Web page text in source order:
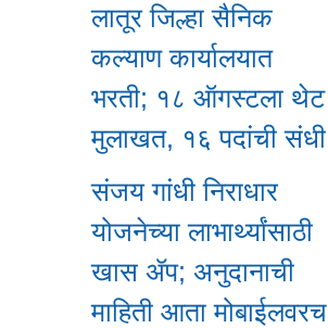
लातूर जिल्हा सैनिक
कल्याण कार्यालयात
भरती; १८ ऑगस्टला थेट
मुलाखत, १६ पदांची संधी
संजय गांधी निराधार
योजनेच्या लाभार्थ्यांसाठी
खास ॲप; अनुदानाची
माहिती आता मोबाईलवरच